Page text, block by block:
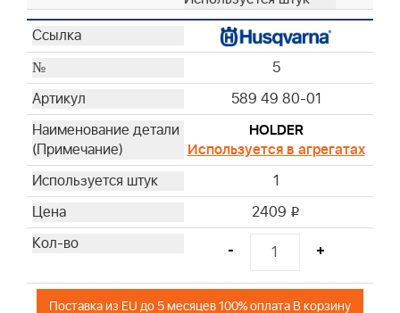
5
589 49 80-01
HOLDER
Используется в агрегатах
1
2409 i
- +
Поставка из EU до 5 месяцев 100% оплата В корзину